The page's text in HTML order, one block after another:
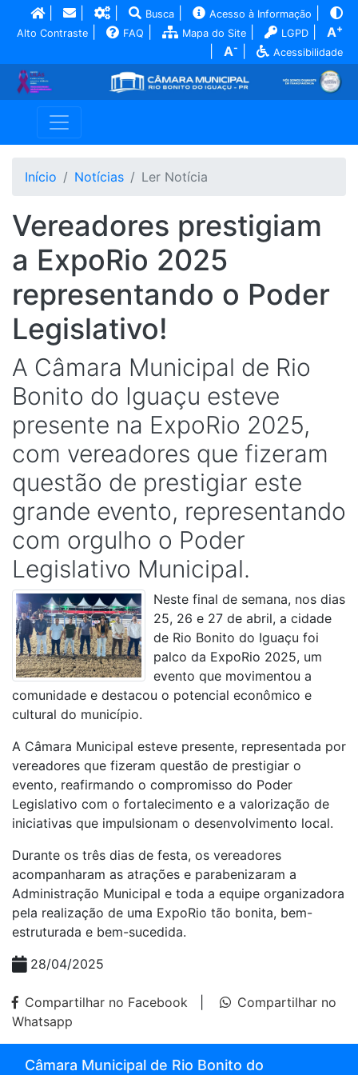
| Busca Acesso à Informação
Alto Contraste FAQ Mapa do Site LGPD A+
A- Acessibilidade
Início Notícias Ler Notícia
Vereadores prestigiam
a ExpoRio 2025
representando o Poder
Legislativo!
A Câmara Municipal de Rio
Bonito do Iguaçu esteve
presente na ExpoRio 2025,
com vereadores que fizeram
questão de prestigiar este
grande evento, representando
com orgulho o Poder
Legislativo Municipal.
Neste final de semana, nos dias
25, 26 e 27 de abril, a cidade
de Rio Bonito do Iguaçu foi
palco da ExpoRio 2025, um
evento que movimentou a
comunidade e destacou o potencial econômico e
cultural do município.
A Câmara Municipal esteve presente, representada por
vereadores que fizeram questão de prestigiar o
evento, reafirmando o compromisso do Poder
Legislativo com o fortalecimento e a valorização de
iniciativas que impulsionam o desenvolvimento local.
Durante os três dias de festa, os vereadores
acompanharam as atrações e parabenizaram a
Administração Municipal e toda a equipe organizadora
pela realização de uma ExpoRio tão bonita, bem-
estruturada e bem-sucedida.
28/04/2025
Compartilhar no Facebook
Compartilhar no
Whatsapp
Câmara Municipal de Rio Bonito do